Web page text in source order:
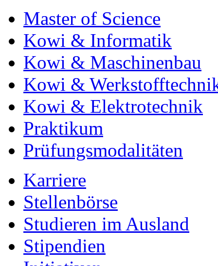
Master of Science
Kowi & Informatik
Kowi & Maschinenbau
Kowi &
Kowi & Elektrotechnik
Praktikum
Prüfungsmodalitäten
Karriere
Stellenbörse
Studieren im Ausland
Stipendien